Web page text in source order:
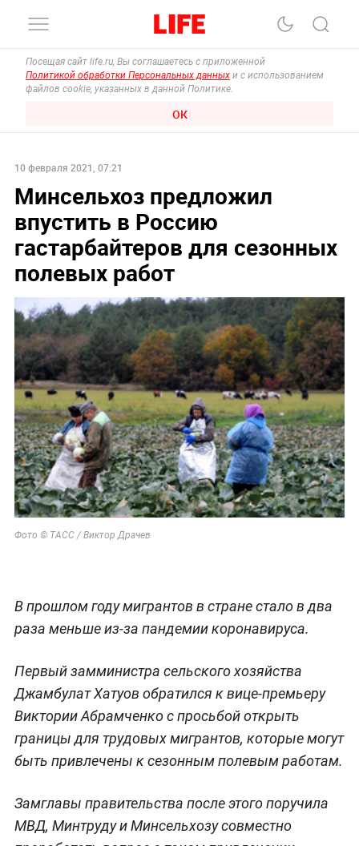
Посещая сайт life.ru, Вы соглашаетесь с приложенной
Политикой обработки Персональных данных и с использованием
файлов cookie, указанных в данной Политике.
ОК
10 февраля 2021, 07:21
Минсельхоз предложил
впустить в Россию
гастарбайтеров для сезонных
полевых работ
Фото © ТАСС / Виктор Драчев
В прошлом году мигрантов в стране стало в два
раза меньше из-за пандемии коронавируса.
Первый замминистра сельского хозяйства
Джамбулат Хатуов обратился к вице-премьеру
Виктории Абрамченко с просьбой открыть
границы для трудовых мигрантов, которые могут
быть привлечены к сезонным полевым работам.
Замглавы правительства после этого поручила
МВД, Минтруду и Минсельхозу совместно